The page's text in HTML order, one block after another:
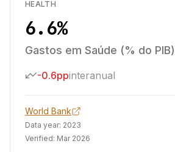
HEALTH
6.6%
Gastos em Saúde (% do PIB)
-0.6ppinteranual
World Bank
Data year: 2023
Verified: Mar 2026